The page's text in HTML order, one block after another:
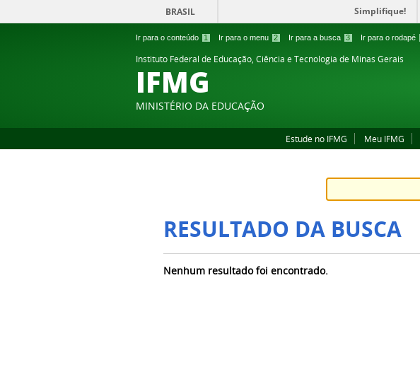
Ir para o conteúdo 1 Ir para o menu 2 Ir para a busca 3 Ir para o rodapé
BRASIL Simplifique!
Instituto Federal de Educação, Ciência e Tecnologia de Minas Gerais
IFMG
MINISTÉRIO DA EDUCAÇÃO
Estude no IFMG Meu IFMG
RESULTADO DA BUSCA
Nenhum resultado foi encontrado.